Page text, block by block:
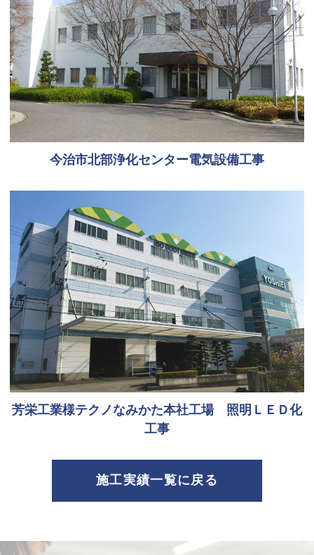
今治市北部浄化センター電気設備工事
芳栄工業様テクノなみかた本社工場 照明ＬＥＤ化
工事
施工実績一覧に戻る